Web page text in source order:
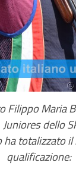
Filippo Maria
Juniores dello
totalizzato
qualificazione: